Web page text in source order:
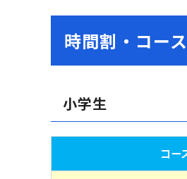
時間割・コー
小学生
コー